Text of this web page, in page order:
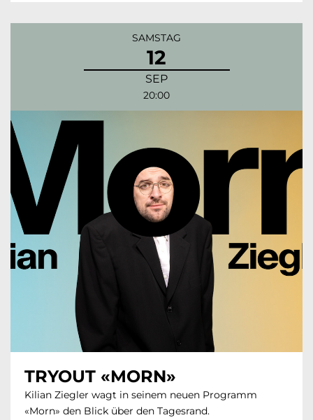
SAMSTAG
12
SEP
20:00
TRYOUT «MORN»
Kilian Ziegler wagt in seinem neuen Programm
«Morn» den Blick über den Tagesrand.